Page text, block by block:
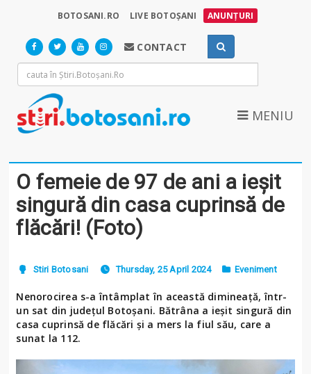
BOTOSANI.RO LIVE BOTOȘANI ANUNȚURI
CONTACT
MENIU
O femeie de 97 de ani a ieșit
singură din casa cuprinsă de
flăcări! (Foto)
Stiri Botosani Thursday, 25 April 2024 Eveniment
Nenorocirea s-a întâmplat în această dimineață, într-
un sat din județul Botoșani. Bătrâna a ieșit singură din
casa cuprinsă de flăcări și a mers la fiul său, care a
sunat la 112.